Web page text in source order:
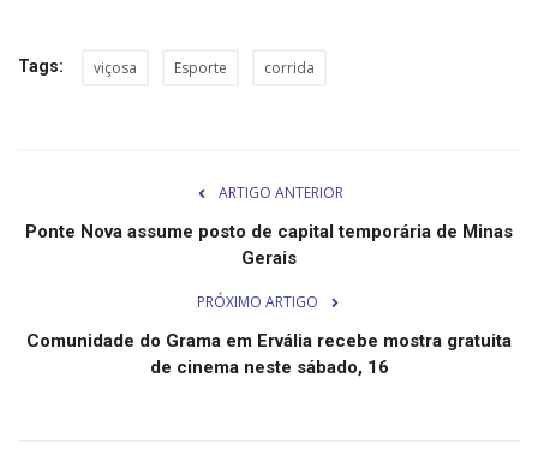
Tags: viçosa Esporte corrida
ARTIGO ANTERIOR
Ponte Nova assume posto de capital temporária de Minas
Gerais
PRÓXIMO ARTIGO
Comunidade do Grama em Ervália recebe mostra gratuita
de cinema neste sábado, 16